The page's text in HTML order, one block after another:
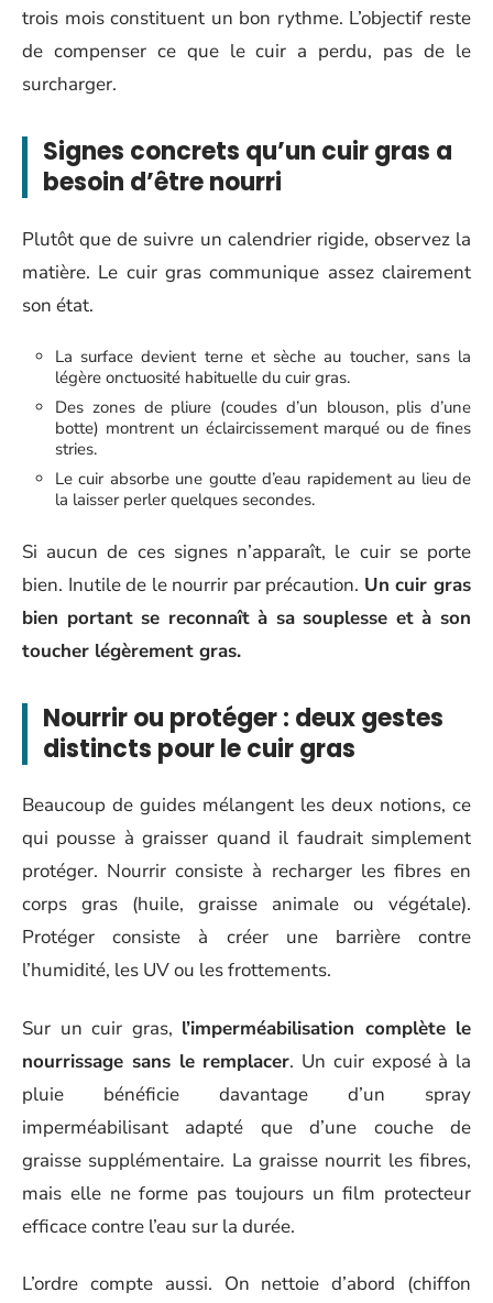
trois mois constituent un bon rythme. L’objectif reste
de compenser ce que le cuir a perdu, pas de le
surcharger.
Signes concrets qu’un cuir gras a
besoin d’être nourri
Plutôt que de suivre un calendrier rigide, observez la
matière. Le cuir gras communique assez clairement
son état.
La surface devient terne et sèche au toucher, sans la
légère onctuosité habituelle du cuir gras.
Des zones de pliure (coudes d’un blouson, plis d’une
botte) montrent un éclaircissement marqué ou de fines
stries.
Le cuir absorbe une goutte d’eau rapidement au lieu de
la laisser perler quelques secondes.
Si aucun de ces signes n’apparaît, le cuir se porte
bien. Inutile de le nourrir par précaution. Un cuir gras
bien portant se reconnaît à sa souplesse et à son
toucher légèrement gras.
Nourrir ou protéger : deux gestes
distincts pour le cuir gras
Beaucoup de guides mélangent les deux notions, ce
qui pousse à graisser quand il faudrait simplement
protéger. Nourrir consiste à recharger les fibres en
corps gras (huile, graisse animale ou végétale).
Protéger consiste à créer une barrière contre
l’humidité, les UV ou les frottements.
Sur un cuir gras, l’imperméabilisation complète le
nourrissage sans le remplacer. Un cuir exposé à la
pluie bénéficie davantage d’un spray
imperméabilisant adapté que d’une couche de
graisse supplémentaire. La graisse nourrit les fibres,
mais elle ne forme pas toujours un film protecteur
efficace contre l’eau sur la durée.
L’ordre compte aussi. On nettoie d’abord (chiffon